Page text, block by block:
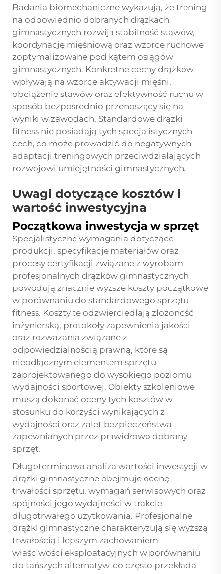
Badania biomechaniczne wykazują, że trening
na odpowiednio dobranych drążkach
gimnastycznych rozwija stabilność stawów,
koordynację mięśniową oraz wzorce ruchowe
zoptymalizowane pod kątem osiągów
gimnastycznych. Konkretne cechy drążków
wpływają na wzorce aktywacji mięśni,
obciążenie stawów oraz efektywność ruchu w
sposób bezpośrednio przenoszący się na
wyniki w zawodach. Standardowe drążki
fitness nie posiadają tych specjalistycznych
cech, co może prowadzić do negatywnych
adaptacji treningowych przeciwdziałających
rozwojowi umiejętności gimnastycznych.
Uwagi dotyczące kosztów i
wartość inwestycyjna
Początkowa inwestycja w sprzęt
Specjalistyczne wymagania dotyczące
produkcji, specyfikacje materiałów oraz
procesy certyfikacji związane z wyrobami
profesjonalnych drążków gimnastycznych
powodują znacznie wyższe koszty początkowe
w porównaniu do standardowego sprzętu
fitness. Koszty te odzwierciedlają złożoność
inżynierską, protokoły zapewnienia jakości
oraz rozważania związane z
odpowiedzialnością prawną, które są
nieodłącznym elementem sprzętu
zaprojektowanego do wysokiego poziomu
wydajności sportowej. Obiekty szkoleniowe
muszą dokonać oceny tych kosztów w
stosunku do korzyści wynikających z
wydajności oraz zalet bezpieczeństwa
zapewnianych przez prawidłowo dobrany
sprzęt.
Długoterminowa analiza wartości inwestycji w
drążki gimnastyczne obejmuje ocenę
trwałości sprzętu, wymagań serwisowych oraz
spójności jego wydajności w trakcie
długotrwałego użytkowania. Profesjonalne
drążki gimnastyczne charakteryzują się wyższą
trwałością i lepszym zachowaniem
właściwości eksploatacyjnych w porównaniu
do tańszych alternatyw, co często przekłada